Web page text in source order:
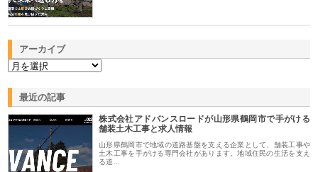
アーカイブ
最近の記事
株式会社アドバンスロードが山形県鶴岡市で手がける
舗装土木工事と求人情報
山形県鶴岡市で地域の道路基盤を支える企業として、舗装工事や
土木工事を手がける専門会社があります。地域住民の生活を支え
る道…